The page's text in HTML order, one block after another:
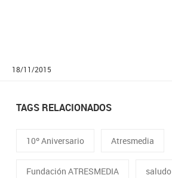
18/11/2015
TAGS RELACIONADOS
10º Aniversario Atresmedia
Fundación ATRESMEDIA saludo